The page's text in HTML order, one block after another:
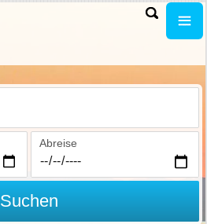
Abreise
Suchen